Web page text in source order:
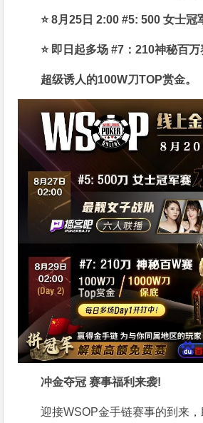
⭐ 8月25日 2:00 #5: 500 女士冠
⭐ 即日起多场 #7：210神秘百
超级诱人的100W刀TOP赏金。
冲金夺冠 赛事福利来袭!
迎接WSOP金手链赛事的到来